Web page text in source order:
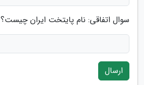
سوال اتفاقی: نام پایتخت ایران چیست؟
ارسال